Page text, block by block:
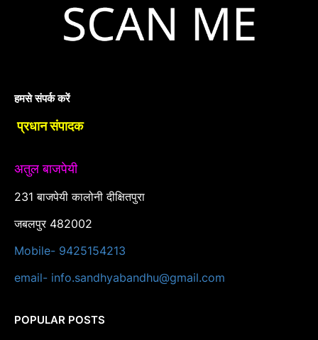
हमसे संपर्क करें
प्रधान संपादक
अतुल बाजपेयी
231 बाजपेयी कालोनी दीक्षितपुरा
जबलपुर 482002
Mobile- 9425154213
email- info.sandhyabandhu@gmail.com
POPULAR POSTS